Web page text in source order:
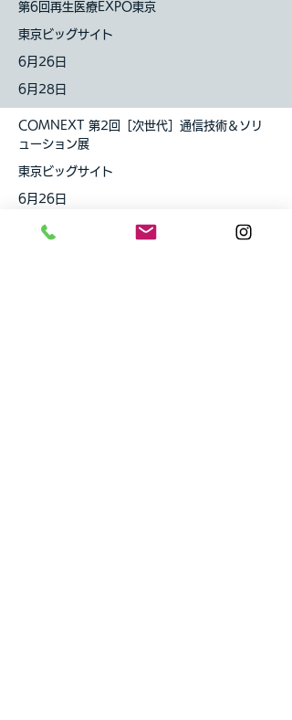
第6回再生医療EXPO東京
東京ビッグサイト
6月26日
6月28日
COMNEXT 第2回［次世代］通信技術＆ソリ
ューション展
東京ビッグサイト
6月26日
6月28日